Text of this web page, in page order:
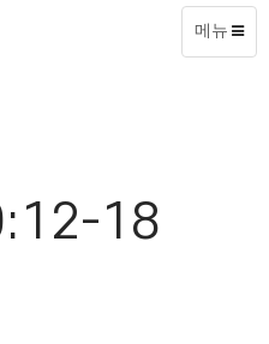
메뉴
18